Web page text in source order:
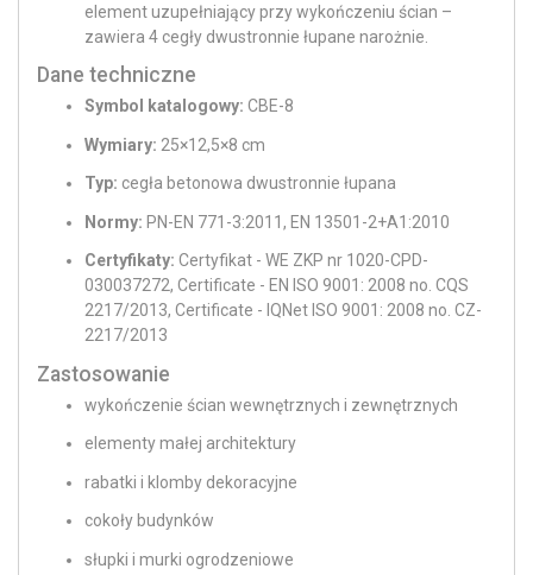
element uzupełniający przy wykończeniu ścian –
zawiera 4 cegły dwustronnie łupane narożnie.
Dane techniczne
Symbol katalogowy: CBE-8
Wymiary: 25×12,5×8 cm
Typ: cegła betonowa dwustronnie łupana
Normy: PN-EN 771-3:2011, EN 13501-2+A1:2010
Certyfikaty: Certyfikat - WE ZKP nr 1020-CPD-
030037272, Certificate - EN ISO 9001: 2008 no. CQS
2217/2013, Certificate - IQNet ISO 9001: 2008 no. CZ-
2217/2013
Zastosowanie
wykończenie ścian wewnętrznych i zewnętrznych
elementy małej architektury
rabatki i klomby dekoracyjne
cokoły budynków
słupki i murki ogrodzeniowe